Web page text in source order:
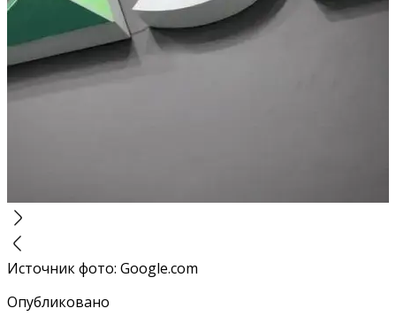
Источник фото: Google.com
Опубликовано